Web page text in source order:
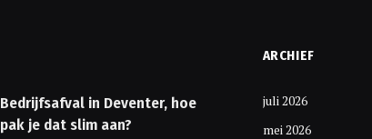
Bedrijfsafval in Deventer, hoe
pak je dat slim aan?
ARCHIEF
juli 2026
mei 2026